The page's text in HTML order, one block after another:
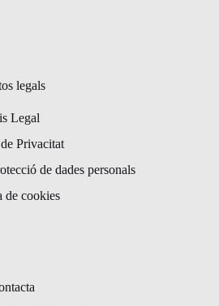
legals
Legal
Privacitat
de dades personals
de cookies